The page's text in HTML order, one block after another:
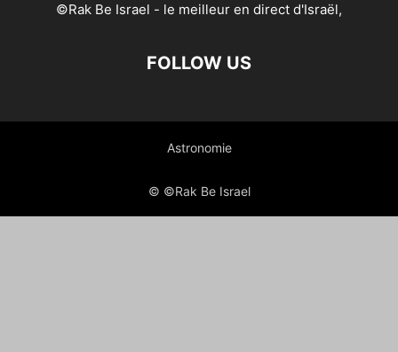
©Rak Be Israel - le meilleur en direct d'Israël,
FOLLOW US
Astronomie
© ©Rak Be Israel